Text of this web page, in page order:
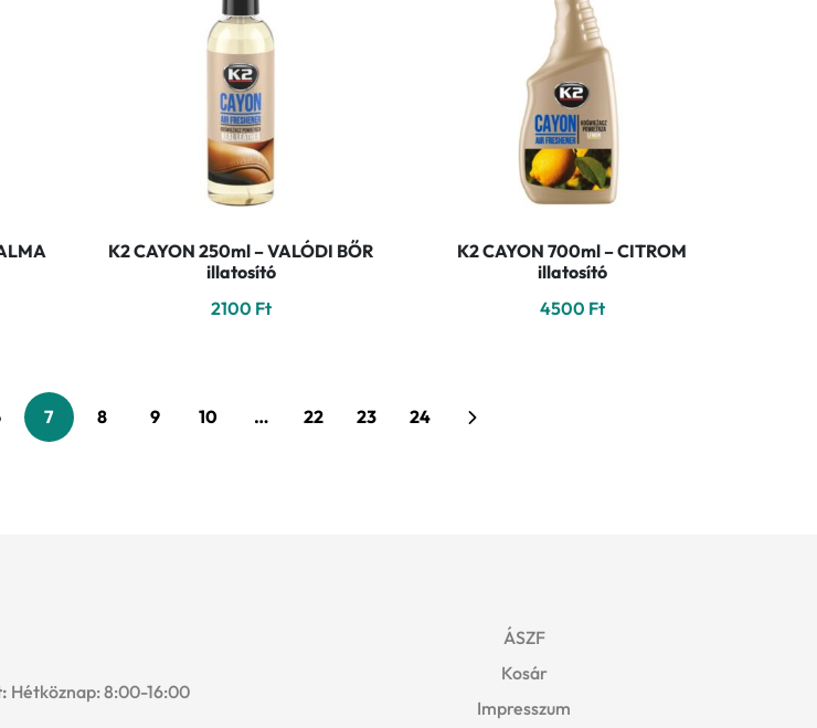
K2 CAYON 250ml – VALÓDI BŐR
illatosító
2100 Ft
K2 CAYON 700ml – CITROM
illatosító
4500 Ft
7 8 9 10 … 22 23 24
Hétköznap: 8:00-16:00
ÁSZF
Kosár
Impresszum